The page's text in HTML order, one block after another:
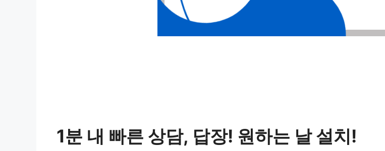
1분 내 빠른 상담, 답장! 원하는 날 설치!